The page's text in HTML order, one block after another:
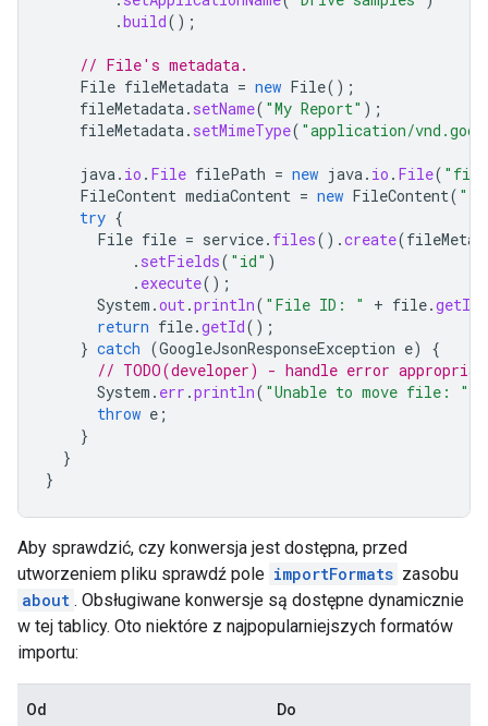
.build();
// File's metadata.
File fileMetadata = new File();
fileMetadata. setName( "My Report" );
fileMetadata. setMimeType( "application/
java. io . File filePath = new java. io . File(
FileContent mediaContent = new FileContent(
try {
File file = service. files().create(
. setFields( "id" )
. execute();
System .out.println( "File ID: " + file.getId
return file.getId();
} catch (GoogleJsonResponseException e)
{
// TODO(developer) - handle error
System . err .println( "Unable to move file: "
throw e ;
}
}
}
Aby sprawdzić, czy konwersja jest dostępna, przed
utworzeniem pliku sprawdź pole importFormats zasobu
about . Obsługiwane konwersje są dostępne dynamicznie
w tej tablicy. Oto niektóre z najpopularniejszych formatów
importu:
Od Do